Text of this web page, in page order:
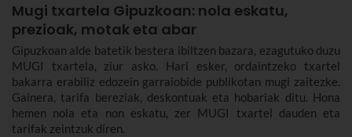
Mugi txartela Gipuzkoan: nola eskatu,
prezioak, motak eta abar
Gipuzkoan alde batetik bestera ibiltzen bazara, ezagutuko duzu
MUGI txartela, ziur asko. Hari esker, ordaintzeko txartel
bakarra erabiliz edozein garraiobide publikotan mugi zaitezke.
Gainera, tarifa bereziak, deskontuak eta hobariak ditu. Hona
hemen nola eta non eskatu, zer MUGI txartel dauden eta
tarifak zeintzuk diren.